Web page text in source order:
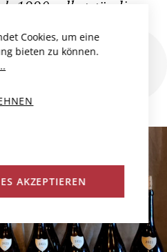
1990 selbstständig
Cookies, um eine
bieten zu können.
AKZEPTIEREN